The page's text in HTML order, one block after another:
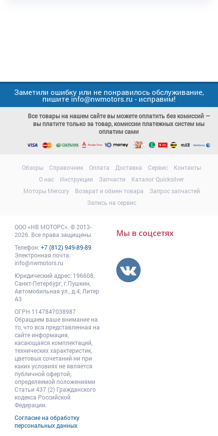
Заметили ошибку или не понравилось обслуживание,
пишите info@nwmotors.ru - исправим!
Все товары на нашем сайте вы можете оплатить без комиссий —
вы платите только за товар, комиссии платежных систем мы
оплатим сами
Обзоры Справочник Оплата Доставка Сервис
Контакты
О нас
Инструкции Запчасти
Каталог Quicksilver
Моторы Mercury
Возврат и обмен товара
Запрос запчастей
Запись на сервис
ООО«НВ МОТОРС» © 2013-
2026. Все права защищены.
Телефон: +7 (812) 949-89-89
Электронная почта:
info@nwmotors.ru
Юридический адрес: 196608
Санкт-Петербург, г.Пушкин
Автомобильная ул., д.4, Литер
А3
ОГРН 1147847038987
Обращаем ваше внимание на
то, что вся представленная на
сайте информация,
касающаяся комплектаций,
технических характеристик,
цветовых сочетаний ни при
каких условиях не является
публичной офертой,
определяемой положениями
Статьи 437 (2) Гражданского
кодекса Российской
Федерации.
Согласие на обработку
персональных данных
Мы в соцсетях